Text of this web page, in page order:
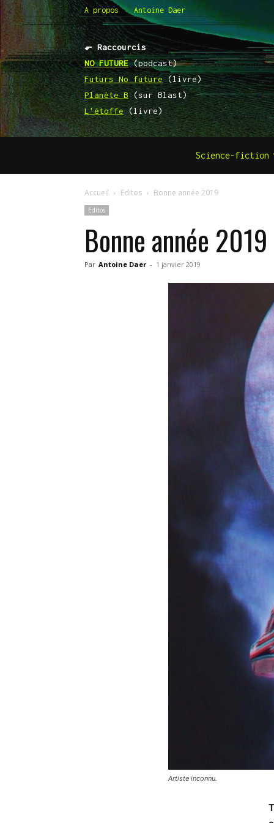
A propos Antoine Daer
⬐ Raccourcis
NO FUTURE(podcast)
Futurs No future(livre)
Planète B(sur Blast)
L'étoffe(livre)
Science-fiction
Accueil Editos Bonne année 2019
Editos
Bonne année 2019
Par Antoine Daer - 1 janvier 2019
Artiste inconnu.